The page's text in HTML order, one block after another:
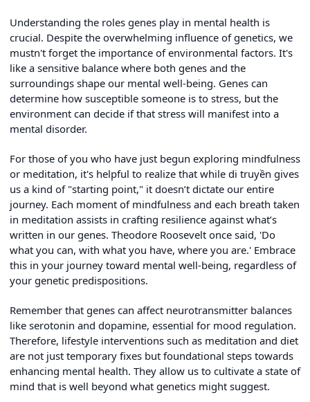
Understanding the roles genes play in mental health is
crucial. Despite the overwhelming influence of genetics, we
mustn't forget the importance of environmental factors. It's
like a sensitive balance where both genes and the
surroundings shape our mental well-being. Genes can
determine how susceptible someone is to stress, but the
environment can decide if that stress will manifest into a
mental disorder.
For those of you who have just begun exploring mindfulness
or meditation, it's helpful to realize that while di truyền gives
us a kind of "starting point," it doesn’t dictate our entire
journey. Each moment of mindfulness and each breath taken
in meditation assists in crafting resilience against what’s
written in our genes. Theodore Roosevelt once said, 'Do
what you can, with what you have, where you are.' Embrace
this in your journey toward mental well-being, regardless of
your genetic predispositions.
Remember that genes can affect neurotransmitter balances
like serotonin and dopamine, essential for mood regulation.
Therefore, lifestyle interventions such as meditation and diet
are not just temporary fixes but foundational steps towards
enhancing mental health. They allow us to cultivate a state of
mind that is well beyond what genetics might suggest.